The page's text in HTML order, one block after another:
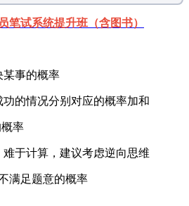
笔试系统提升班（含图书）
某事的概率
的情况分别对应的概率加和
率
于计算，建议考虑逆向思维
满足题意的概率